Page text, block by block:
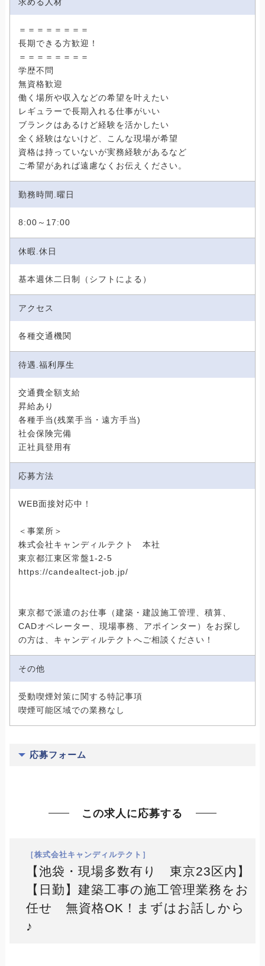
＝＝＝＝＝＝＝＝
長期できる方歓迎！
＝＝＝＝＝＝＝＝
学歴不問
無資格歓迎
働く場所や収入などの希望を叶えたい
レギュラーで長期入れる仕事がいい
ブランクはあるけど経験を活かしたい
全く経験はないけど、こんな現場が希望
資格は持っていないが実務経験があるなど
ご希望があれば遠慮なくお伝えください。
勤務時間.曜日
8:00～17:00
休暇.休日
基本週休二日制（シフトによる）
アクセス
各種交通機関
待遇.福利厚生
交通費全額支給
昇給あり
各種手当(残業手当・遠方手当)
社会保険完備
正社員登用有
応募方法
WEB面接対応中！
＜事業所＞
株式会社キャンディルテクト 本社
東京都江東区常盤1-2-5
https://candealtect-job.jp/
東京都で派遣のお仕事（建築・建設施工管理、積算、
CADオペレーター、現場事務、アポインター）をお探し
の方は、キャンディルテクトへご相談ください！
その他
受動喫煙対策に関する特記事項
喫煙可能区域での業務なし
応募フォーム
この求人に応募する
［株式会社キャンディルテクト］
【池袋・現場多数有り 東京23区内】
【日勤】建築工事の施工管理業務をお
任せ 無資格OK！まずはお話しから
♪